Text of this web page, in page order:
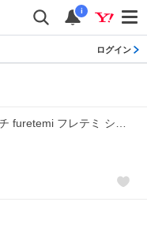
i
ログイン